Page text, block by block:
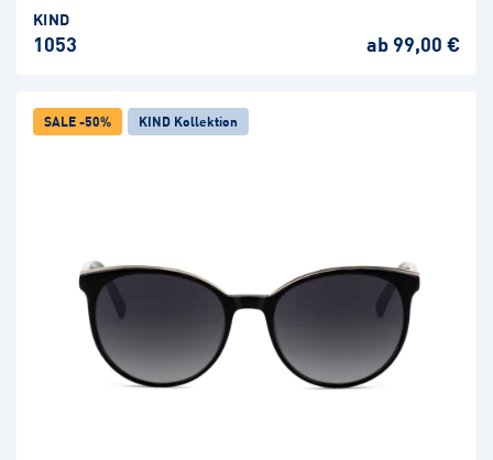
KIND
1053 ab 99,00 €
SALE -50% KIND Kollektion